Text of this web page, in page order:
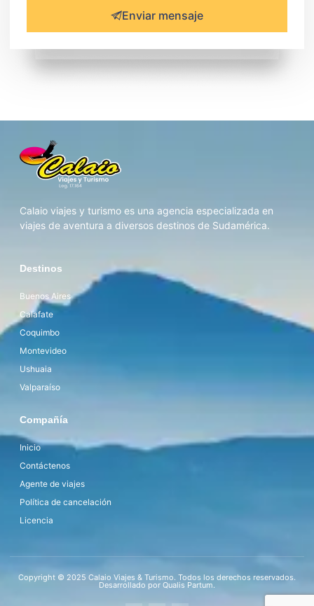
Enviar mensaje
Calaio viajes y turismo es una agencia especializada en
viajes de aventura a diversos destinos de Sudamérica.
Destinos
Buenos Aires
Calafate
Coquimbo
Montevideo
Ushuaia
Valparaíso
Compañía
Inicio
Contáctenos
Agente de viajes
Política de cancelación
Licencia
Copyright © 2025 Calaio Viajes & Turismo. Todos los derechos reservados.
Desarrollado por Qualis Partum.